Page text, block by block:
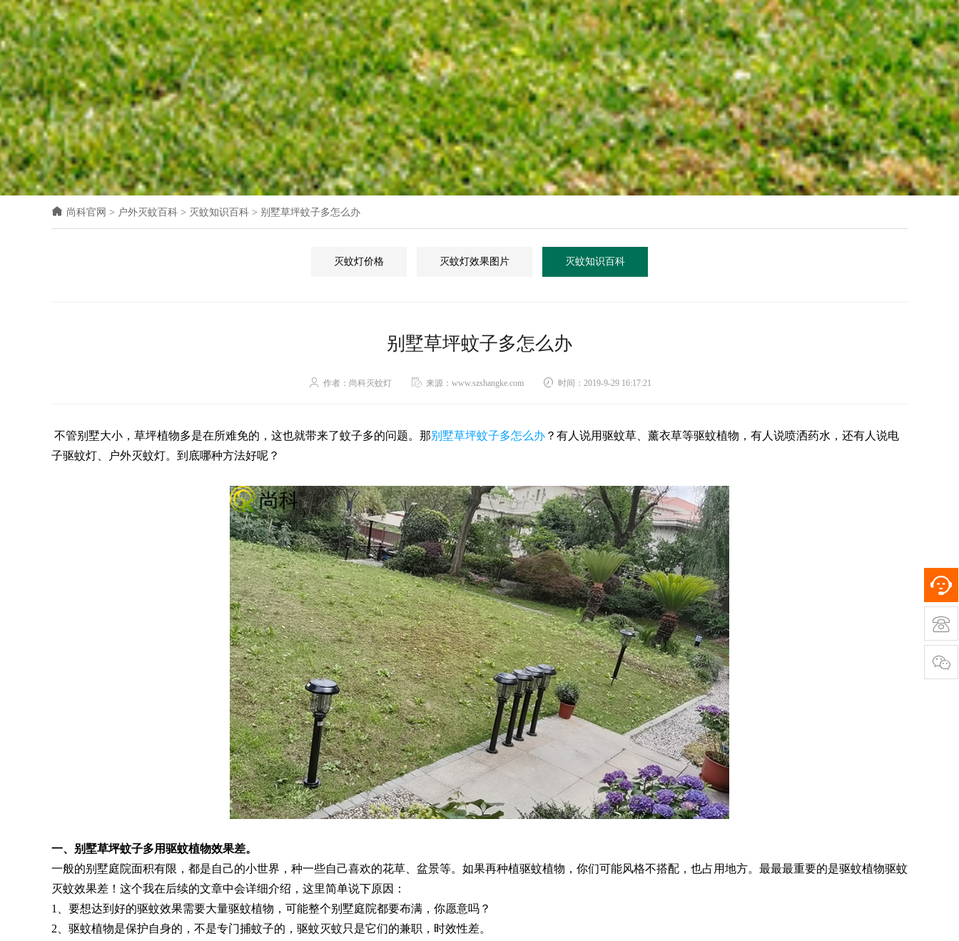
尚科官网 > 户外灭蚊百科 > 灭蚊知识百科 > 别墅草坪蚊子多怎么办
灭蚊灯价格 灭蚊灯效果图片 灭蚊知识百科
别墅草坪蚊子多怎么办
作者：尚科灭蚊灯 来源：www.szshangke.com 时间：2019-9-29 16:17:21
不管别墅大小，草坪植物多是在所难免的，这也就带来了蚊子多的问题。那别墅草坪蚊子多怎么办 ？有人说用驱蚊草、薰衣草等驱蚊植物，有人说喷洒药水，还有人说电
子驱蚊灯、户外灭蚊灯。到底哪种方法好呢？
一、别墅草坪蚊子多用驱蚊植物效果差。
一般的别墅庭院面积有限，都是自己的小世界，种一些自己喜欢的花草、盆景等。如果再种植驱蚊植物，你们可能风格不搭配，也占用地方。最最最重要的是驱蚊植物驱蚊
灭蚊效果差！这个我在后续的文章中会详细介绍，这里简单说下原因：
1、要想达到好的驱蚊效果需要大量驱蚊植物，可能整个别墅庭院都要布满，你愿意吗？
2、驱蚊植物是保护自身的，不是专门捕蚊子的，驱蚊灭蚊只是它们的兼职，时效性差。